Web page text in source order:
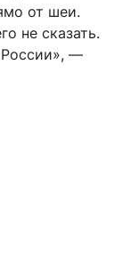
от шеи.
не сказать.
России», —